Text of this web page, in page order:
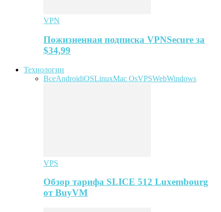
VPN
Пожизненная подписка VPNSecure за
$34,99
Технологии
ВсеAndroidiOSLinuxMac OsVPSWebWindows
VPS
Обзор тарифа SLICE 512 Luxembourg
от BuyVM